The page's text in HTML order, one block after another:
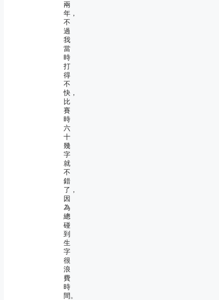
兩
年，
不
過
我
當
時
打
得
不
快，
比
賽
時
六
十
幾
字
就
不
錯
了，
因
為
總
碰
到
生
字
很
浪
費
時
間。